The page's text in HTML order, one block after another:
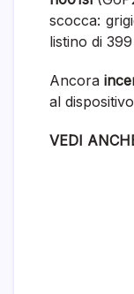
scocca:
listino di
Ancora
al
VEDI